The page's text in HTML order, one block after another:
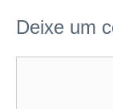
Deixe um